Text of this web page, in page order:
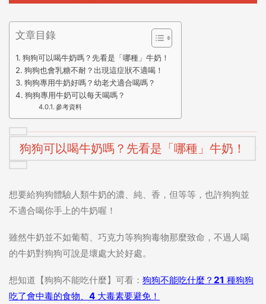
文章目錄
狗狗可以喝牛奶嗎？先看是「哪種」牛奶！
狗狗也會乳糖不耐？出現這症狀不適喝！
狗狗專用牛奶好嗎？幼老犬適合喝嗎？
狗狗專用牛奶可以每天喝嗎？
參考資料
狗狗可以喝牛奶嗎？先看是「哪種」牛奶！
想要給狗狗體驗人類牛奶的濃、純、香，但等等，也許狗狗並
不適合喝你手上的牛奶喔！
雖然牛奶並不如葡萄、巧克力等狗狗毒物那麼致命，不過人喝
的牛奶對狗狗可說是壞處大於好處。
想知道【狗狗不能吃什麼】可看： 狗狗不能吃什麼？21 種狗狗
吃了會中毒的食物、4 大毒素要避免！